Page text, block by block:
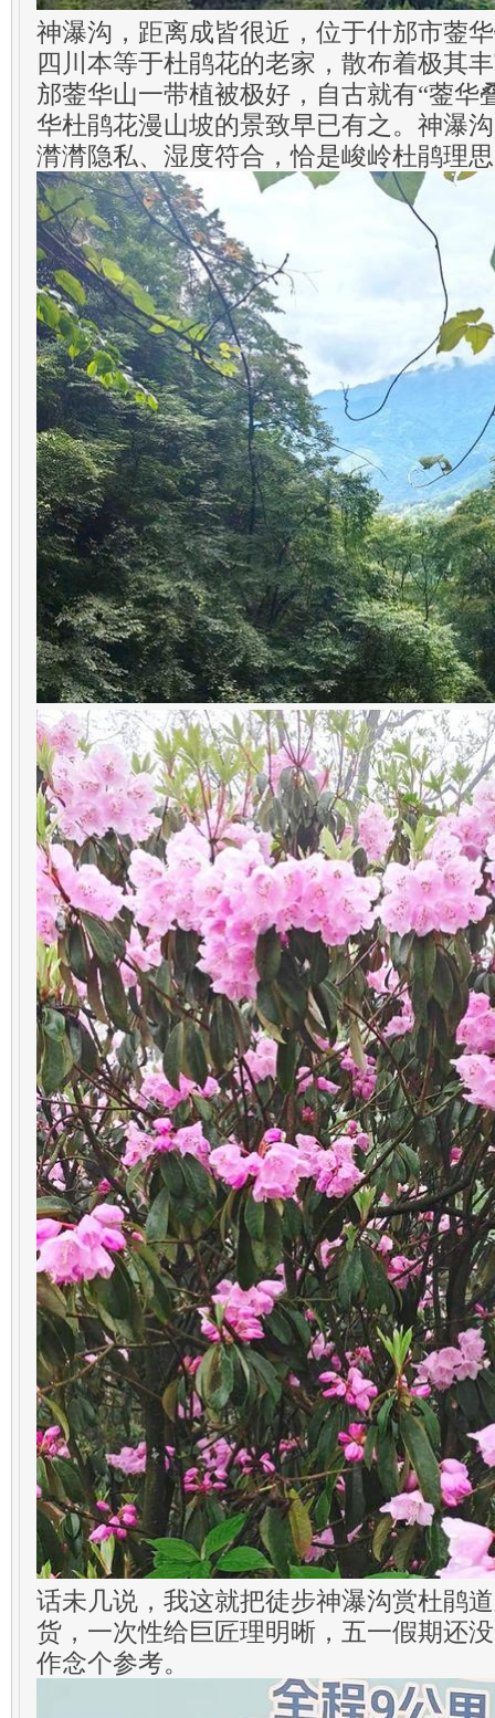
神瀑沟，距离成皆很近，位于什邡市蓥
四川本等于杜鹃花的老家，散布着极其
邡蓥华山一带植被极好，自古就有“蓥华
华杜鹃花漫山坡的景致早已有之。神瀑
潸潸隐私、湿度符合，恰是峻岭杜鹃理
话未几说，我这就把徒步神瀑沟赏杜鹃
货，一次性给巨匠理明晰，五一假期还
作念个参考。